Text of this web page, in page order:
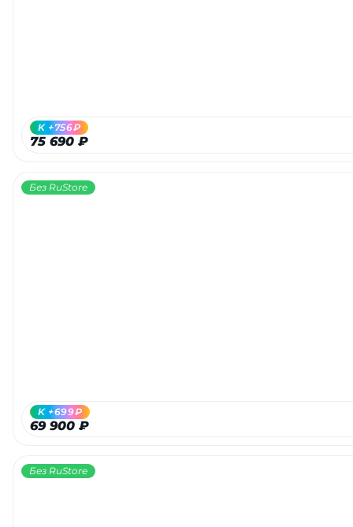
75 690 ₽
K +756₽
Без RuStore
69 900 ₽
K +699₽
Без RuStore